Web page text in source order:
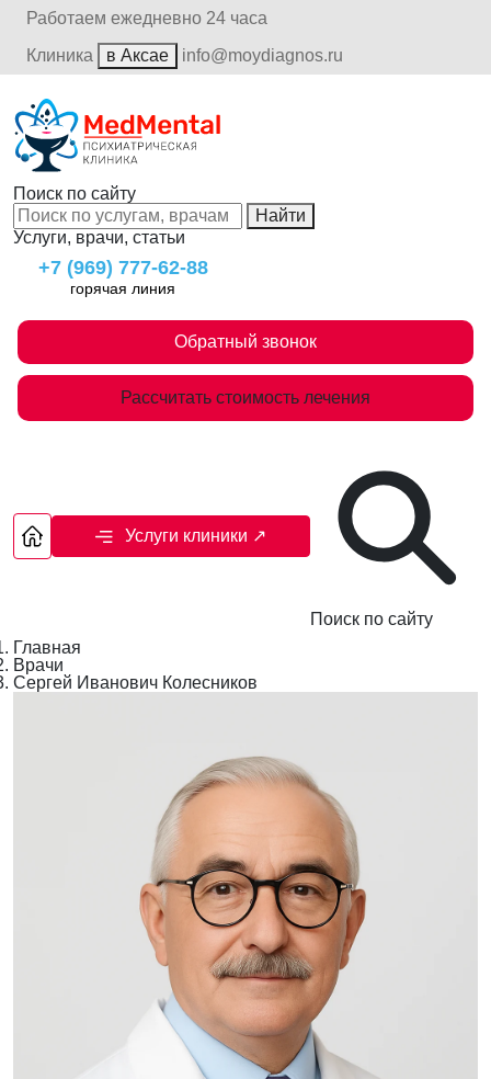
Работаем ежедневно 24 часа
Клиника
в Аксае info@moydiagnos.ru
Поиск по сайту
Найти
Услуги, врачи, статьи
+7 (969) 777-62-88
горячая линия
Обратный звонок
Рассчитать стоимость лечения
Услуги клиники ↗
Поиск по сайту
Главная
Врачи
Сергей Иванович Колесников